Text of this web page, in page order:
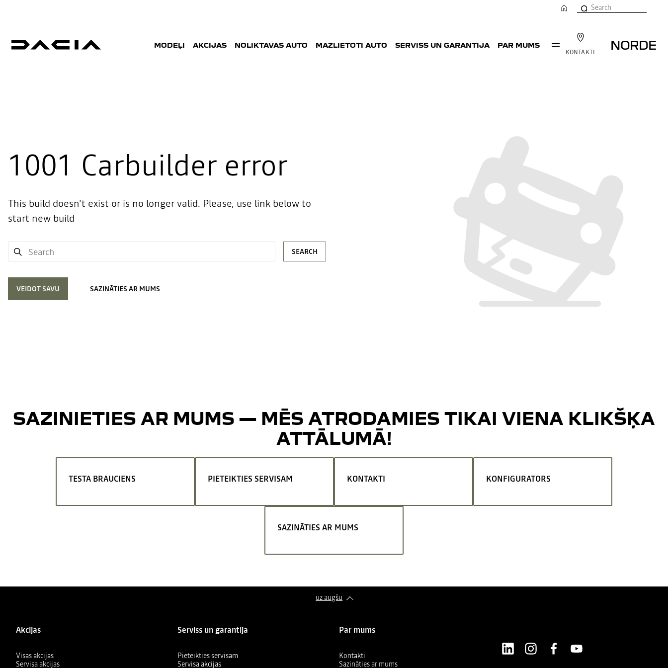
KONTAKTI
NORDE
MODEĻI AKCIJAS NOLIKTAVAS AUTO MAZLIETOTI AUTO SERVISS UN GARANTIJA PAR MUMS
1001 Carbuilder error
This build doesn't exist or is no longer valid. Please, use link below to
start new build
SEARCH
VEIDOT SAVU SAZINĀTIES AR MUMS
SAZINIETIES AR MUMS — MĒS ATRODAMIES TIKAI VIENA KLIKŠĶA
ATTĀLUMĀ!
TESTA BRAUCIENS PIETEIKTIES SERVISAM KONTAKTI KONFIGURATORS
SAZINĀTIES AR MUMS
uz augšu
Akcijas
Visas akcijas
Servisa akcijas
Serviss un garantija
Pieteikties servisam
Servisa akcijas
Par mums
Kontakti
Sazināties ar mums
LinkedInInstagram
Facebook